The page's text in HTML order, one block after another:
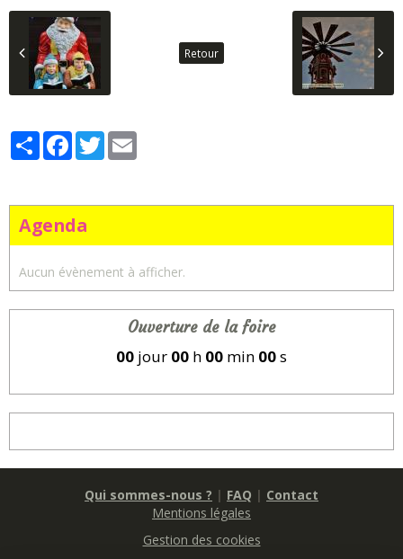
Retour
PartagerFacebook
Twitter
Agenda
Aucun évènement à afficher.
Ouverture de la foire
00 jour 00 h 00 min 00s
Qui sommes-nous ? | FAQ | Contact
Mentions légales
Gestion des cookies